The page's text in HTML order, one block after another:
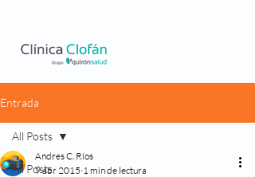
Entrada
All Posts
All Posts
Andres C. Ríos
9 abr 2015 1 min de lectura